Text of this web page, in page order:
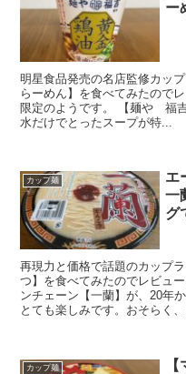
ー
明星食品発売の名店監修カ
らーめん】を食べてみたので
限定のようです。 【麺や 福
水だけでとったスープが特...
カップ麺
エ
一
グ
再現力と価格で話題のカップ
つ】を食べてみたのでレビュ
ンチェーン【一蘭】が、20年
とても楽しみです。おそらく
カップ麺